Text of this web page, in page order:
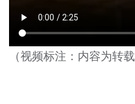
（视频标注： 内容为转载